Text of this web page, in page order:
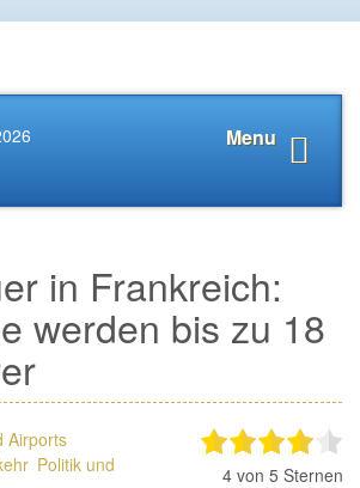
Menu
in Frankreich:
werden bis zu 18
Airports
Politik und
4von 5 Sternen